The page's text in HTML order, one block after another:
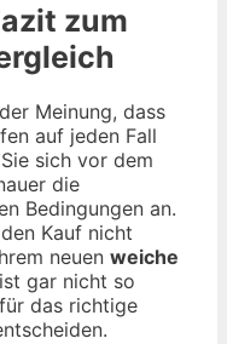
zum
Meinung, dass
auf jeden Fall
sich vor dem
die
Bedingungen an.
Kauf nicht
neuen weiche
gar nicht so
das richtige